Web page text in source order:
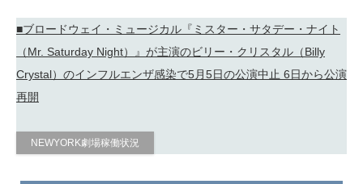
■ブロードウェイ・ミュージカル『ミスター・サタデー・ナイト
（Mr. Saturday Night）』が主演のビリー・クリスタル（Billy
Crystal）のインフルエンザ感染で5月5日の公演中止 6日から公演
再開
NEWYORK劇場稼働状況